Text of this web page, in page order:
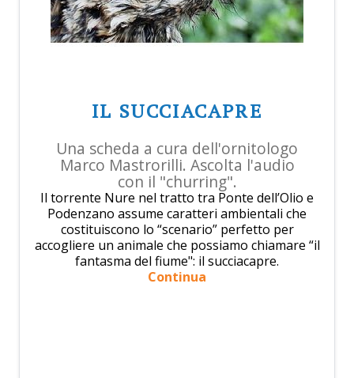
IL SUCCIACAPRE
Una scheda a cura dell'ornitologo
Marco Mastrorilli. Ascolta l'audio
con il "churring".
Il torrente Nure nel tratto tra Ponte dell’Olio e
Podenzano assume caratteri ambientali che
costituiscono lo “scenario” perfetto per
accogliere un animale che possiamo chiamare “il
fantasma del fiume": il succiacapre.
Continua